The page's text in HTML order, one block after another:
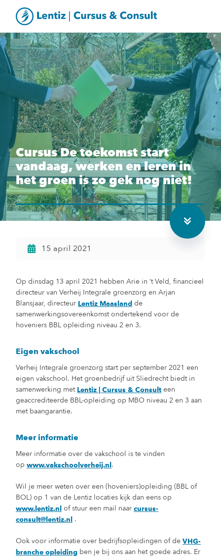
Cursus De toekomst start
vandaag, werken en leren in
het groen is zo gek nog niet!
15 april 2021
Op dinsdag 13 april 2021 hebben Arie in ‘t Veld, financieel
directeur van Verheij Integrale groenzorg en Arjan
Blansjaar, directeur Lentiz Maasland de
samenwerkingsovereenkomst ondertekend voor de
hoveniers BBL opleiding niveau 2 en 3.
Eigen vakschool
Verheij Integrale groenzorg start per september 2021 een
eigen vakschool. Het groenbedrijf uit Sliedrecht biedt in
samenwerking met Lentiz | Cursus & Consult een
geaccrediteerde BBL-opleiding op MBO niveau 2 en 3 aan
met baangarantie.
Meer informatie
Meer informatie over de vakschool is te vinden
op www.vakschoolverheij.nl .
Wil je meer weten over een (hoveniers)opleiding (BBL of
BOL) op 1 van de Lentiz locaties kijk dan eens op
www.lentiz.nl of stuur een mail naar cursus-
consult@lentiz.nl
.
Ook voor informatie over bedrijfsopleidingen of de VHG-
branche opleiding ben je bij ons aan het goede adres. Er